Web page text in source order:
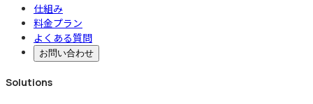
仕組み
料金プラン
よくある質問
お問い合わせ
Solutions